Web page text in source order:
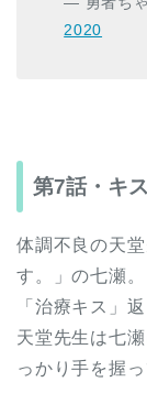
2020
第7話・キ
体調不良の天
す。」の七瀬。
「治療キス」
天堂先生は七
っかり手を握っ